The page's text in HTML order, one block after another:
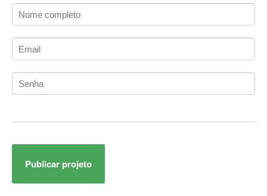
ADK
Administração Acadêmica
Administração de Artistas e Repertórios
Administração de Banco de Dados
Administração de Redes
Administrador de Sistemas
Adobe After Effects
Adobe AIR
Publicar projeto